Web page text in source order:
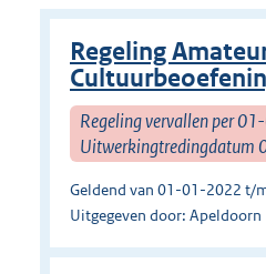
Regeling
Regeling vervallen per
Geldend van 01-01-2022 t/
Uitgegeven door: Apeldoorn